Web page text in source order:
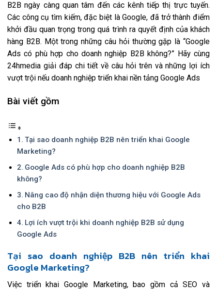
B2B ngày càng quan tâm đến các kênh tiếp thị trực tuyến.
Các công cụ tìm kiếm, đặc biệt là Google, đã trở thành điểm
khởi đầu quan trọng trong quá trình ra quyết định của khách
hàng B2B. Một trong những câu hỏi thường gặp là “Google
Ads có phù hợp cho doanh nghiệp B2B không?” Hãy cùng
24hmedia giải đáp chi tiết về câu hỏi trên và những lợi ích
vượt trội nếu doanh nghiệp triển khai nền tảng Google Ads
Bài viết gồm
Tại sao doanh nghiệp B2B nên triển khai Google
Marketing?
Google Ads có phù hợp cho doanh nghiệp B2B
không?
Nâng cao độ nhận diện thương hiệu với Google Ads
cho B2B
Lợi ích vượt trội khi doanh nghiệp B2B sử dụng
Google Ads
Tại sao doanh nghiệp B2B nên triển khai
Google Marketing?
Việc triển khai Google Marketing, bao gồm cả SEO và